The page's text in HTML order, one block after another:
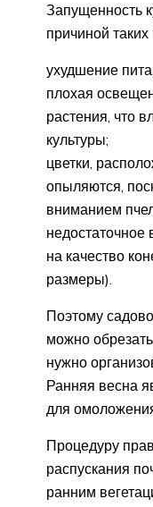
Запущенность
причиной
ухудшение
плохая
растения, что
культуры;
цветки,
опыляются,
вниманием
недостаточное
на качество
размеры).
Поэтому
можно
нужно
Ранняя весна
для
Процедуру
распускания
ранним